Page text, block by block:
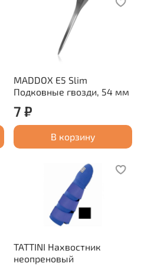
MADDOX E5 Slim
Подковные гвозди, 54 мм
7 ₽
В корзину
TATTINI Нахвостник
неопреновый